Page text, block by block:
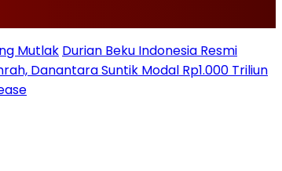
Mutlak Durian Beku Indonesia Resmi
Danantara Suntik Modal Rp1.000 Triliun